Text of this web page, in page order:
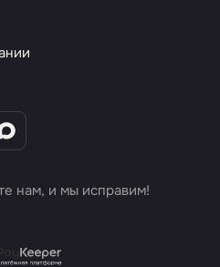
нам, и мы исправим!